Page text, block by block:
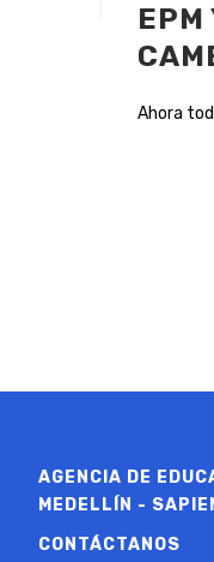
EPM
Ahora
AGENCIA DE
MEDELLÍN -
CONTÁCTANOS